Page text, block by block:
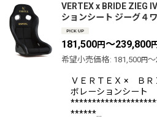
VERTEX x BRIDE ZIEG
ションシート ジーグ４
181,500円～239,800
希望小売価格: 181,500円～
ＶＥＲＴＥＸ × Ｂ
ボレーションシート
******…